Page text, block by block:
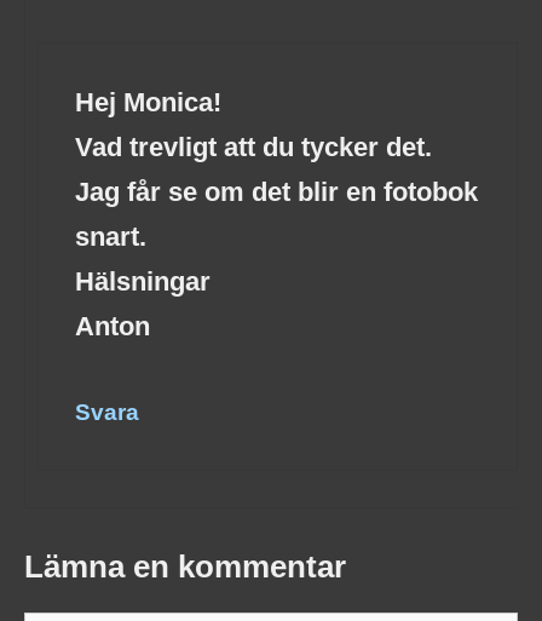
Hej Monica!
Vad trevligt att du tycker det.
Jag får se om det blir en fotobok
snart.
Hälsningar
Anton
Svara
Lämna en kommentar